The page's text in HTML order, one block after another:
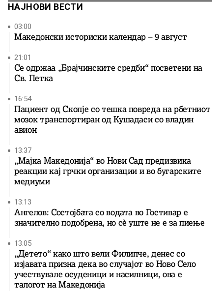
истражување се Васкресија (84 г.) и […]
НАЈНОВИ ВЕСТИ
03:00
Македонски историски календар – 9 август
21:01
Се одржаа „Брајчинските средби“ посветени на
Св. Петка
16:54
Пациент од Скопје со тешка повреда на рбетниот
мозок транспортиран од Кушадаси со владин
авион
13:37
„Мајка Македонија“ во Нови Сад предизвика
реакции кај грчки организации и во бугарските
медиуми
13:13
Ангелов: Состојбата со водата во Гостивар е
значително подобрена, но сè уште не е за пиење
13:05
„Детето“ како што вели Филипче, денес со
изјавата призна дека во случајот во Ново Село
учествувале осуденици и насилници, ова е
талогот на Македонија